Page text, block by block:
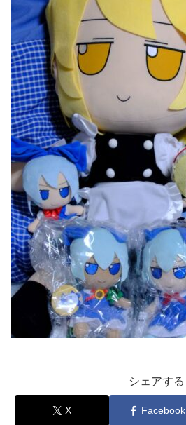
シェアする
X Facebook